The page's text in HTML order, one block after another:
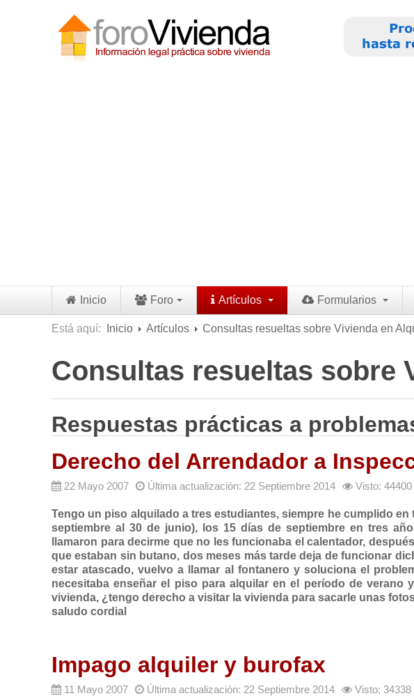
Inicio Foro Artículos Formularios
Está aquí: Inicio Artículos Consultas resueltas sobre Vivienda en
Consultas resueltas sobre
Respuestas prácticas a
Derecho del Arrendador a
22 Mayo 2007 Última actualización: 22 Septiembre 2014 Visto: 44400
Tengo un piso alquilado a tres estudiantes, siempre he cumplido
septiembre al 30 de junio), los 15 días de septiembre en tres
llamaron para decirme que no les funcionaba el calentador,
que estaban sin butano, dos meses más tarde deja de funcionar
estar atascado, vuelvo a llamar al fontanero y soluciona el
necesitaba enseñar el piso para alquilar en el período de verano
vivienda, ¿tengo derecho a visitar la vivienda para sacarle unas
saludo cordial
Impago alquiler y burofax
11 Mayo 2007 Última actualización: 22 Septiembre 2014 Visto: 34338